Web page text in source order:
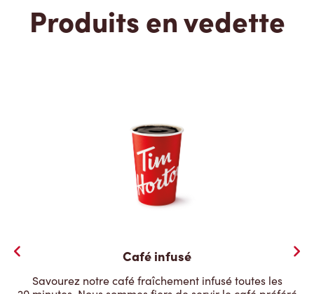
Produits en vedette
Café infusé
Savourez notre café fraîchement infusé toutes les